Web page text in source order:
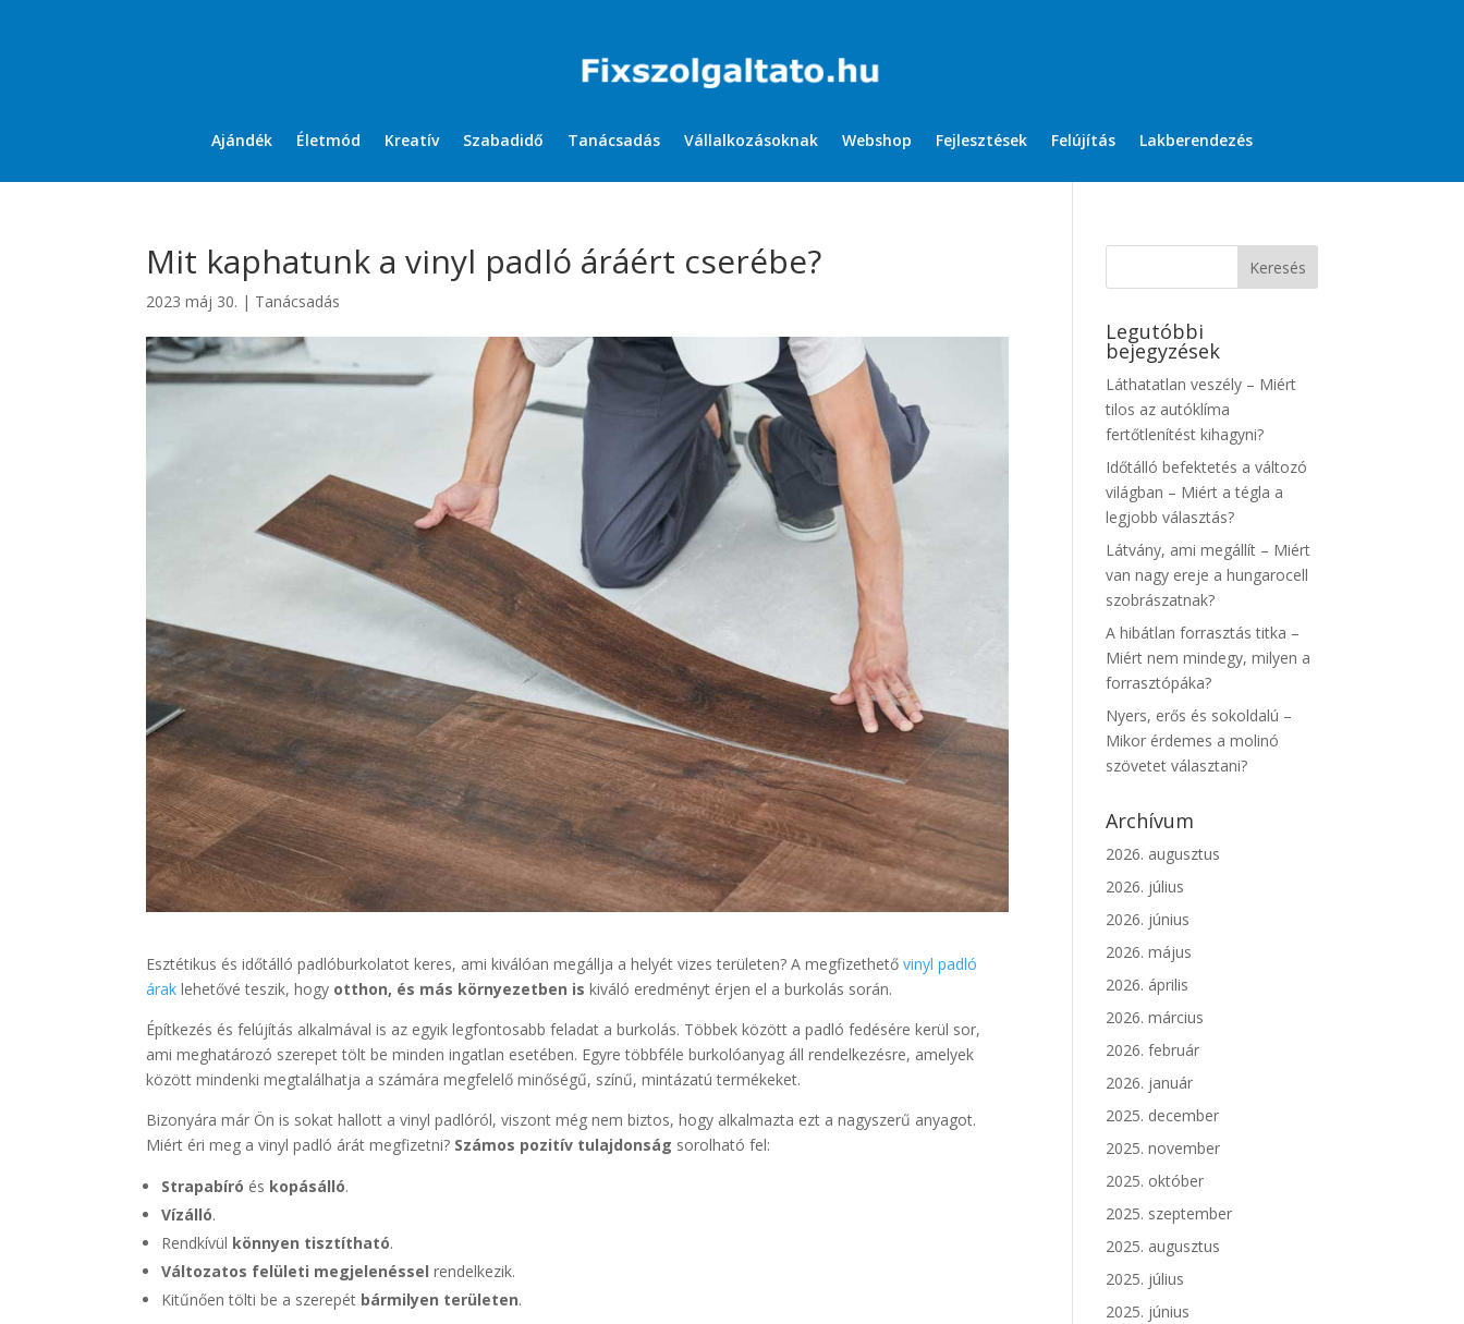
Ajándék Életmód Kreatív Szabadidő Tanácsadás Vállalkozásoknak Webshop Fejlesztések Felújítás Lakberendezés
Mit kaphatunk a vinyl padló áráért cserébe?
2023 máj 30. | Tanácsadás
Esztétikus és időtálló padlóburkolatot keres, ami kiválóan megállja a helyét vizes területen? A megfizethetővinyl padló
árak lehetővé teszik, hogy otthon, és más környezetben is kiváló eredményt érjen el a burkolás során.
Építkezés és felújítás alkalmával is az egyik legfontosabb feladat a burkolás. Többek között a padló fedésére kerül sor,
ami meghatározó szerepet tölt be minden ingatlan esetében. Egyre többféle burkolóanyag áll rendelkezésre, amelyek
között mindenki megtalálhatja a számára megfelelő minőségű, színű, mintázatú termékeket.
Bizonyára már Ön is sokat hallott a vinyl padlóról, viszont még nem biztos, hogy alkalmazta ezt a nagyszerű anyagot.
Miért éri meg a vinyl padló árát megfizetni? Számos pozitív tulajdonság sorolható fel:
Strapabíró és kopásálló.
Vízálló.
Rendkívül könnyen tisztítható.
Változatos felületi megjelenéssel rendelkezik.
Kitűnően tölti be a szerepét bármilyen területen.
Legutóbbi
bejegyzések
Láthatatlan veszély – Miért
tilos az autóklíma
fertőtlenítést kihagyni?
Időtálló befektetés a változó
világban – Miért a tégla a
legjobb választás?
Látvány, ami megállít – Miért
van nagy ereje a hungarocell
szobrászatnak?
A hibátlan forrasztás titka –
Miért nem mindegy, milyen a
forrasztópáka?
Nyers, erős és sokoldalú –
Mikor érdemes a molinó
szövetet választani?
Archívum
2026. augusztus
2026. július
2026. június
2026. május
2026. április
2026. március
2026. február
2026. január
2025. december
2025. november
2025. október
2025. szeptember
2025. augusztus
2025. július
2025. június